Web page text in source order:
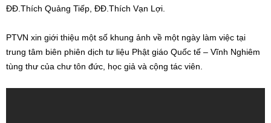
ĐĐ.Thích Quảng Tiếp, ĐĐ.Thích Vạn Lợi.
PTVN xin giới thiệu một số khung ảnh về một ngày làm việc tại
trung tâm biên phiên dịch tư liệu Phật giáo Quốc tế – Vĩnh Nghiêm
tùng thư của chư tôn đức, học giả và cộng tác viên.